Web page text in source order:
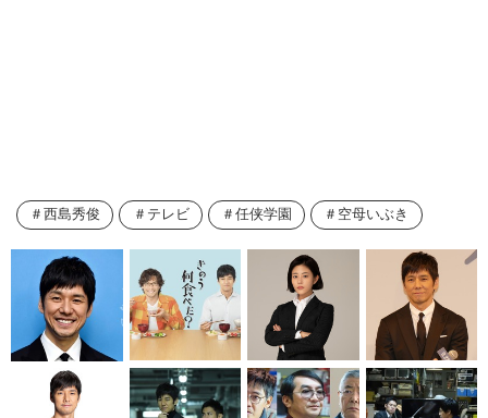
西島秀俊 テレビ 任侠学園 空母いぶき